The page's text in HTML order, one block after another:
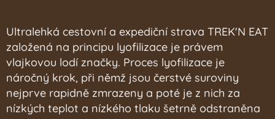
Ultralehká cestovní a expediční strava TREK'N EAT
založená na principu lyofilizace je právem
vlajkovou lodí značky. Proces lyofilizace je
náročný krok, při němž jsou čerstvé suroviny
nejprve rapidně zmrazeny a poté je z nich za
nízkých teplot a nízkého tlaku šetrně odstraněna